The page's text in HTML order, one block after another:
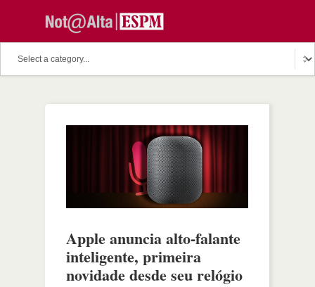
Apple anuncia alto-falante
inteligente, primeira
novidade desde seu relógio